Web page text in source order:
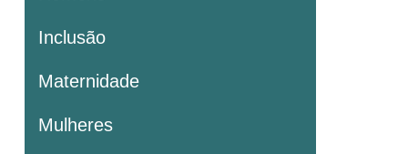
Inclusão
Maternidade
Mulheres